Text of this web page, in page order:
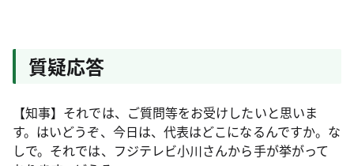
質疑応答
【知事】それでは、ご質問等をお受けしたいと思いま
す。はいどうぞ、今日は、代表はどこになるんですか。な
しで。それでは、フジテレビ小川さんから手が挙がって